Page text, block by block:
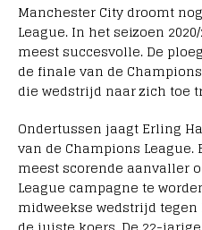
Manchester City droomt
League. In het seizoen
meest succesvolle. De
de finale van de
die wedstrijd naar zich toe
Ondertussen jaagt Erling
van de Champions
meest scorende aanvaller
League campagne te
midweekse wedstrijd tegen